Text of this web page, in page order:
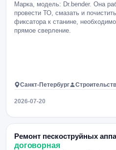
Марка, модель: Dr.bender. Она
провести ТО, смазать и
фиксатора к станине,
прямое сверление.
Санкт-Петербург
2026-07-20
Ремонт пескоструйных
договорная